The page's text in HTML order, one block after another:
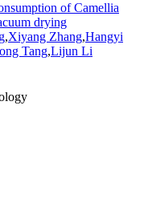
of Camellia
drying
,Xiyang Zhang,Hangyi
Tang,Lijun Li